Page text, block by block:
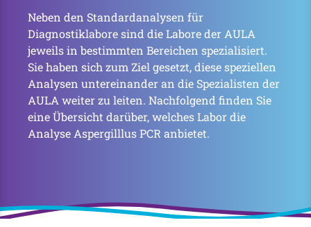
Neben den Standardanalysen für
Diagnostiklabore sind die Labore der AULA
jeweils in bestimmten Bereichen spezialisiert.
Sie haben sich zum Ziel gesetzt, diese speziellen
Analysen untereinander an die Spezialisten der
AULA weiter zu leiten. Nachfolgend finden Sie
eine Übersicht darüber, welches Labor die
Analyse Aspergilllus PCR anbietet.